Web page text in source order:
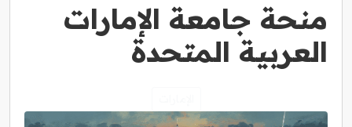
منحة جامعة الإمارات
العربية المتحدة